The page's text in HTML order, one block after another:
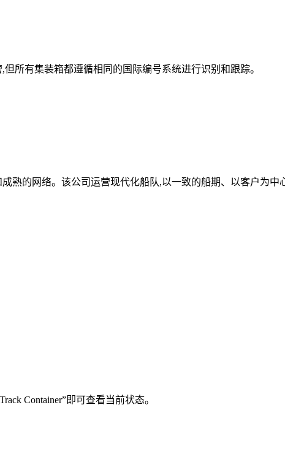
所有集装箱都遵循相同的国际编号系统进行识别和跟踪。
熟的网络。该公司运营现代化船队,以一致的船期、以客户为
Container”即可查看当前状态。